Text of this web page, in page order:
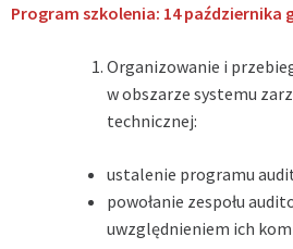
Program szkolenia: 14 października
Organizowanie i
w obszarze systemu
technicznej:
ustalenie programu
powołanie zespołu
uwzględnieniem ich